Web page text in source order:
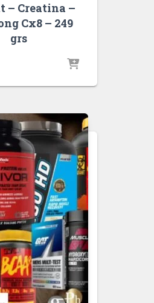
– Creatina –
Cx8 – 249
grs